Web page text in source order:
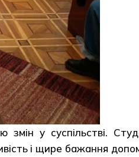
у суспільстві.
і щире бажання